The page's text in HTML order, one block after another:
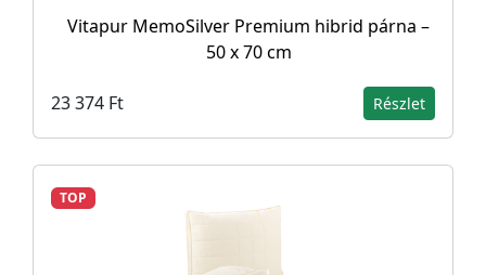
Vitapur MemoSilver Premium hibrid párna –
50 x 70 cm
23 374 Ft Részlet
TOP